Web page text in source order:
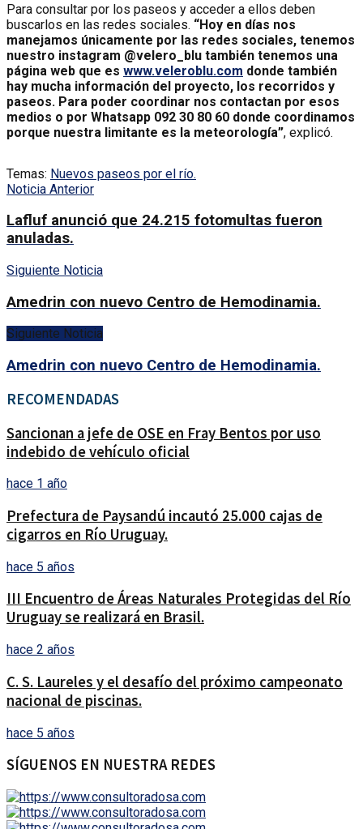
Para consultar por los paseos y acceder a ellos deben
buscarlos en las redes sociales. “Hoy en días nos
manejamos únicamente por las redes sociales, tenemos
nuestro instagram @velero_blu también tenemos una
página web que es www.veleroblu.com donde también
hay mucha información del proyecto, los recorridos y
paseos. Para poder coordinar nos contactan por esos
medios o por Whatsapp 092 30 80 60 donde coordinamos
porque nuestra limitante es la meteorología”, explicó.
Temas: Nuevos paseos por el río.
Noticia Anterior
Lafluf anunció que 24.215 fotomultas fueron
anuladas.
Siguiente Noticia
Amedrin con nuevo Centro de Hemodinamia.
Siguiente Noticia
Amedrin con nuevo Centro de Hemodinamia.
RECOMENDADAS
Sancionan a jefe de OSE en Fray Bentos por uso
indebido de vehículo oficial
hace 1 año
Prefectura de Paysandú incautó 25.000 cajas de
cigarros en Río Uruguay.
hace 5 años
III Encuentro de Áreas Naturales Protegidas del Río
Uruguay se realizará en Brasil.
hace 2 años
C. S. Laureles y el desafío del próximo campeonato
nacional de piscinas.
hace 5 años
SÍGUENOS EN NUESTRA REDES